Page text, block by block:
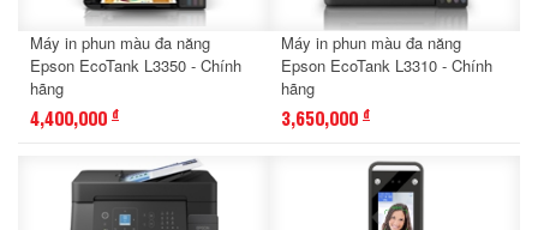
Máy in phun màu đa năng
Epson EcoTank L3350 - Chính
hãng
4,400,000 đ
Máy in phun màu đa năng
Epson EcoTank L3310 - Chính
hãng
3,650,000 đ